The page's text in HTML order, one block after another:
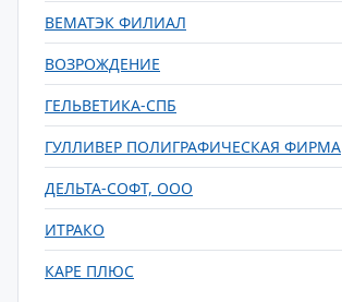
ВЕМАТЭК ФИЛИАЛ
ВОЗРОЖДЕНИЕ
ГЕЛЬВЕТИКА-СПБ
ГУЛЛИВЕР ПОЛИГРАФИЧЕСКАЯ ФИРМА
ДЕЛЬТА-СОФТ, ООО
ИТРАКО
КАРЕ ПЛЮС